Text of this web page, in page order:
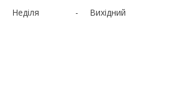
Неділя
Вихідний